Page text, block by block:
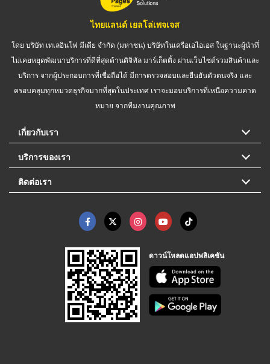
ไทยแลนด์ เยลโล่เพจเจส
โดย บริษัท เทเลอินโฟ มีเดีย จำกัด (มหาชน) บริษัทในเครือเอไอเอส ในฐานะผู้นำที่
ไม่เคยหยุดพัฒนาบริการที่ดีที่สุดด้านดิจิทัล มาร์เก็ตติ้ง ผ่านเว็บไซต์รวมสินค้าและ
บริการ จากผู้ประกอบการที่เชื่อถือได้ มีการตรวจสอบและยืนยันตัวตนจริง และ
ครอบคลุมทุกหมวดธุรกิจมากที่สุดในประเทศ เราจะมอบบริการที่เหนือความคาด
หมาย จากทีมงานคุณภาพ
เกี่ยวกับเรา
บริการของเรา
ติดต่อเรา
ดาวน์โหลดแอปพลิเคชัน